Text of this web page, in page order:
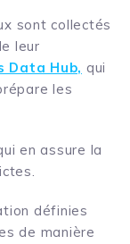
sont collectés
leur
Data Hub, qui
les
en assure la
définies
de manière